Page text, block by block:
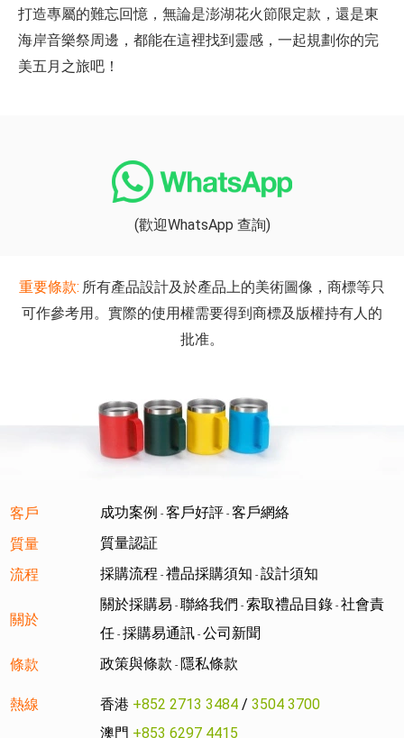
打造專屬的難忘回憶，無論是澎湖花火節限定款，還是東
海岸音樂祭周邊，都能在這裡找到靈感，一起規劃你的完
美五月之旅吧！
(歡迎WhatsApp 查詢)
重要條款: 所有產品設計及於產品上的美術圖像，商標等只
可作參考用。實際的使用權需要得到商標及版權持有人的
批准。
客戶 成功案例 - 客戶好評 - 客戶網絡
質量
質量認証
流程
採購流程 - 禮品採購須知 - 設計須知
關於
關於採購易 - 聯絡我們 - 索取禮品目錄 - 社會責
任 - 採購易通訊 - 公司新聞
條款
政策與條款 - 隱私條款
熱線 香港 +852 2713 3484 / 3504 3700
澳門 +853 6297 4415